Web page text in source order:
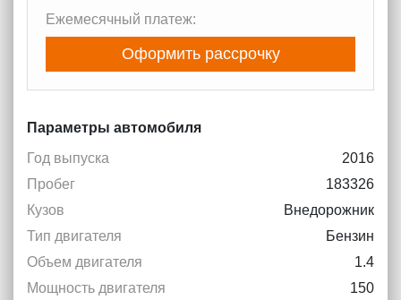
Ежемесячный платеж:
Оформить рассрочку
Параметры автомобиля
Год выпуска
2016
Пробег
183326
Кузов
Внедорожник
Тип двигателя
Бензин
Объем двигателя
1.4
Мощность двигателя
150